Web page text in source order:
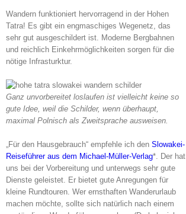
Wandern funktioniert hervorragend in der Hohen
Tatra! Es gibt ein engmaschiges Wegenetz, das
sehr gut ausgeschildert ist. Moderne Bergbahnen
und reichlich Einkehrmöglichkeiten sorgen für die
nötige Infrasturktur.
Ganz unvorbereitet loslaufen ist vielleicht keine so
gute Idee, weil die Schilder, wenn überhaupt,
maximal Polnisch als Zweitsprache ausweisen.
„Für den Hausgebrauch“ empfehle ich den Slowakei-
Reiseführer aus dem Michael-Müller-Verlag*. Der hat
uns bei der Vorbereitung und unterwegs sehr gute
Dienste geleistet. Er bietet gute Anregungen für
kleine Rundtouren. Wer ernsthaften Wanderurlaub
machen möchte, sollte sich natürlich nach einem